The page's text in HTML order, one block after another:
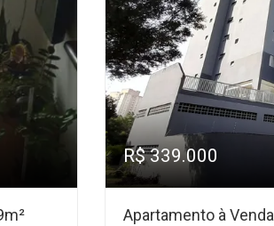
R$ 339.000
Apartamento à